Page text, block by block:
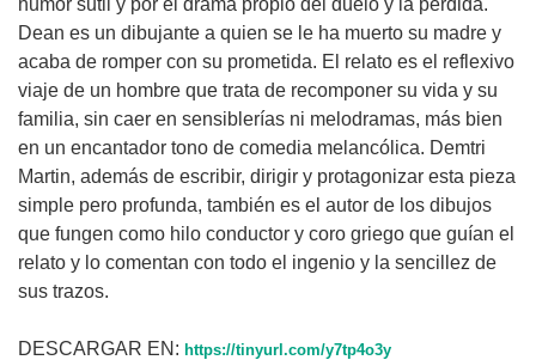
Dean es un dibujante a quien se le ha muerto su madre y
acaba de romper con su prometida. El relato es el reflexivo
viaje de un hombre que trata de recomponer su vida y su
familia, sin caer en sensiblerías ni melodramas, más bien
en un encantador tono de comedia melancólica. Demtri
Martin, además de escribir, dirigir y protagonizar esta pieza
simple pero profunda, también es el autor de los dibujos
que fungen como hilo conductor y coro griego que guían el
relato y lo comentan con todo el ingenio y la sencillez de
sus trazos.
DESCARGAR EN: https://tinyurl.com/y7tp4o3y